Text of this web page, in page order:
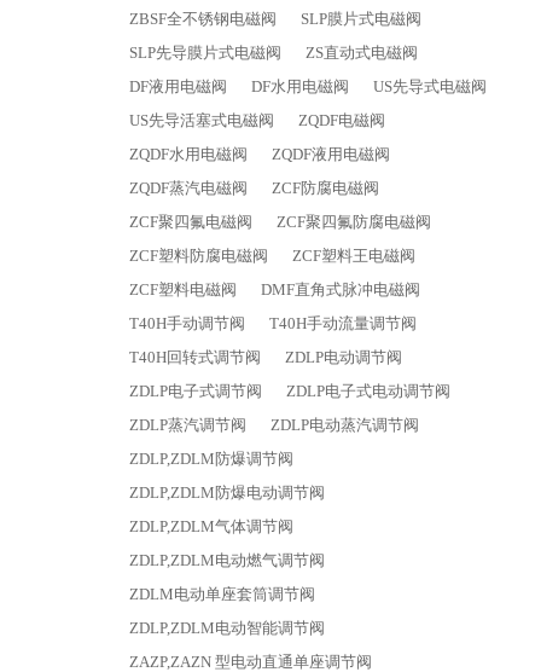
ZBSF全不锈钢电磁阀
SLP膜片式电磁阀
SLP先导膜片式电磁阀
ZS直动式电磁阀
DF液用电磁阀
DF水用电磁阀
US先导式电磁阀
US先导活塞式电磁阀
ZQDF电磁阀
ZQDF水用电磁阀
ZQDF液用电磁阀
ZQDF蒸汽电磁阀
ZCF防腐电磁阀
ZCF聚四氟电磁阀
ZCF聚四氟防腐电磁阀
ZCF塑料防腐电磁阀
ZCF塑料王电磁阀
ZCF塑料电磁阀
DMF直角式脉冲电磁阀
T40H手动调节阀
T40H手动流量调节阀
T40H回转式调节阀
ZDLP电动调节阀
ZDLP电子式调节阀
ZDLP电子式电动调节阀
ZDLP蒸汽调节阀
ZDLP电动蒸汽调节阀
ZDLP,ZDLM防爆调节阀
ZDLP,ZDLM防爆电动调节阀
ZDLP,ZDLM气体调节阀
ZDLP,ZDLM电动燃气调节阀
ZDLM电动单座套筒调节阀
ZDLP,ZDLM电动智能调节阀
ZAZP,ZAZN 型电动直通单座调节阀